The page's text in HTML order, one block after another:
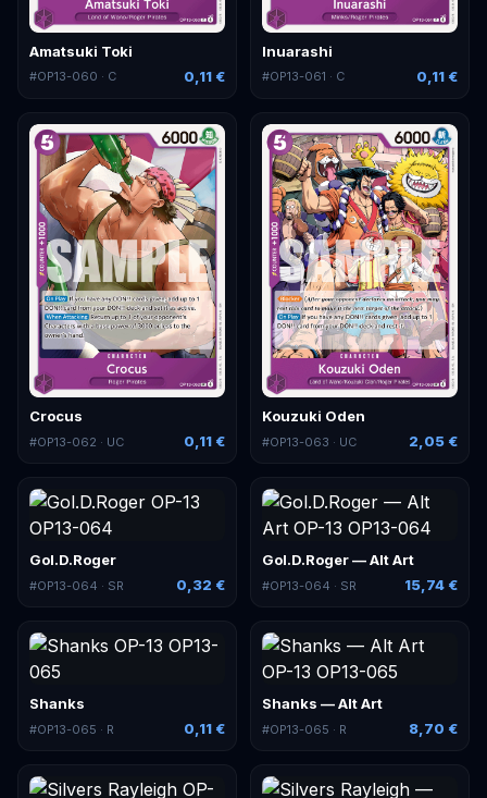
Amatsuki Toki
#OP13-060 · C 0,11 €
Inuarashi
#OP13-061 · C 0,11 €
Crocus
#OP13-062 · UC 0,11 €
Kouzuki Oden
#OP13-063 · UC 2,05 €
Gol.D.Roger
#OP13-064 · SR 0,32 €
Gol.D.Roger — Alt Art
#OP13-064 · SR 15,74 €
Shanks
#OP13-065 · R 0,11 €
Shanks — Alt Art
#OP13-065 · R 8,70 €